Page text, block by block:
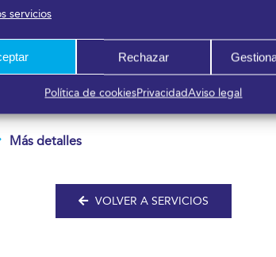
servicios
Rechazar
Política de cookiesPrivacidadAviso legal
Más detalles
VOLVER A SERVICIOS